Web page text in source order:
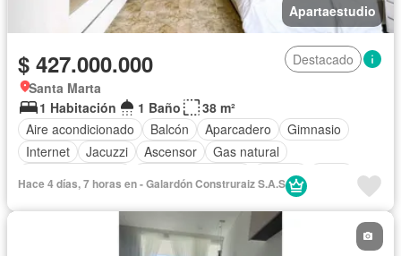
Apartaestudio
$ 427.000.000
Destacado
Santa Marta
1 Habitación
1 Baño
38 m²
Aire acondicionado
Balcón Aparcadero
Gimnasio
Internet
Jacuzzi Ascensor
Gas natural
Piscina
Hace 4 días, 7 horas en - Galardón Construraiz S.A.S